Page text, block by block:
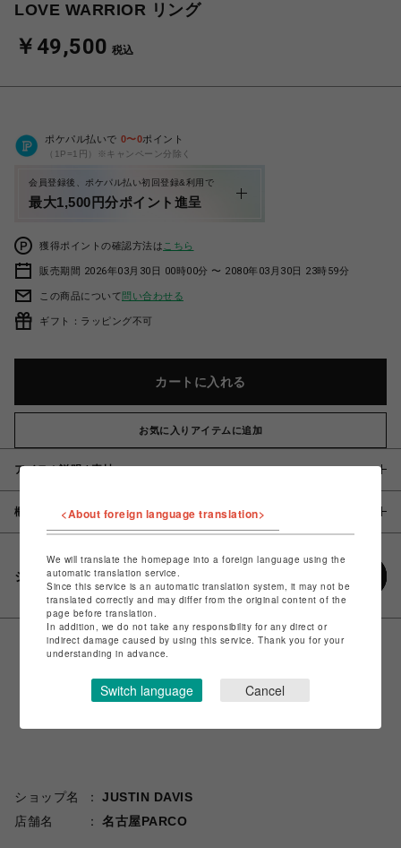
LOVE WARRIOR リング
￥49,500 税込
ポケパル払いで 0〜0ポイント
（1P=1円）※キャンペーン分除く
会員登録後、ポケパル払い初回登録&利用で
最大1,500円分ポイント進呈
獲得ポイントの確認方法は こちら
販売期間 2026年03月30日 00時00分 〜 2080年03月30日 23時59分
この商品について問い合わせる
ギフト：ラッピング不可
カートに入れる
お気に入りアイテムに追加
アイテム説明 / 素材
概要
シェアする
ショップ名
JUSTIN DAVIS
店舗名
名古屋PARCO
<About foreign language translation>
We will translate the homepage into a foreign language using the
automatic translation service.
Since this service is an automatic translation system, it may not be
translated correctly and may differ from the original content of the
page before translation.
In addition, we do not take any responsibility for any direct or
indirect damage caused by using this service. Thank you for your
understanding in advance.
Switch language Cancel